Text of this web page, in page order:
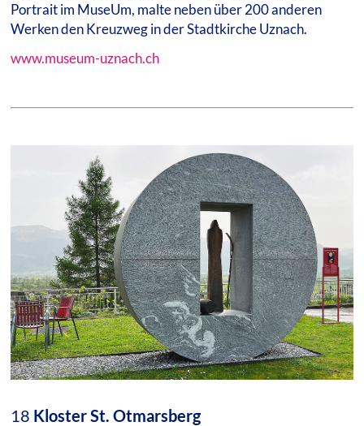
Portrait im MuseUm, malte neben über 200 anderen
Werken den Kreuzweg in der Stadtkirche Uznach.
www.museum-uznach.ch
18 Kloster St. Otmarsberg